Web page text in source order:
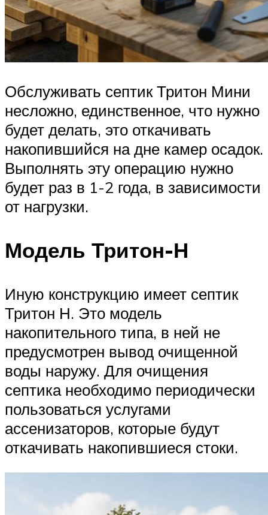
Обслуживать септик Тритон Мини
несложно, единственное, что нужно
будет делать, это откачивать
накопившийся на дне камер осадок.
Выполнять эту операцию нужно
будет раз в 1-2 года, в зависимости
от нагрузки.
Модель Тритон-Н
Иную конструкцию имеет септик
Тритон Н. Это модель
накопительного типа, в ней не
предусмотрен вывод очищенной
воды наружу. Для очищения
септика необходимо периодически
пользоваться услугами
ассенизаторов, которые будут
откачивать накопившиеся стоки.